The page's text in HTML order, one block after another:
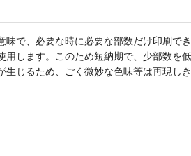
で、必要な時に必要な部数だけ印刷で
します。このため短納期で、少部数を
じるため、ごく微妙な色味等は再現し